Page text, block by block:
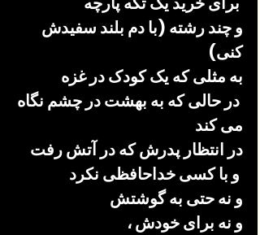
و چند رشته (با دم بلند سفیدش
کنی)
به مثلی که یک کودک در غزه
در حالی که به بهشت ​​در چشم نگاه
می کند
در انتظار پدرش که در آتش رفت
و نه حتی به گوشتش
و نه برای خودش ،